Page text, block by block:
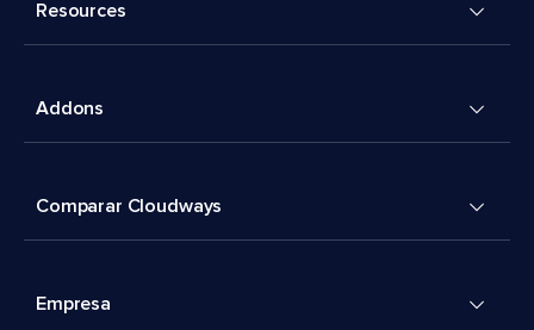
Resources
Addons
Comparar Cloudways
Empresa